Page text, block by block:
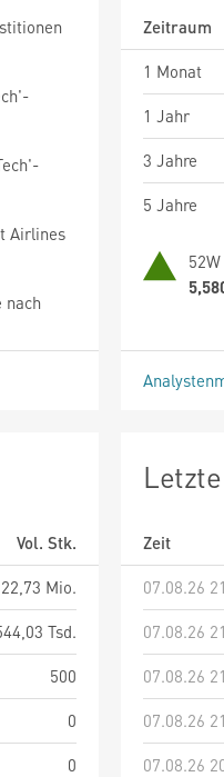
Airlines
nach
Zeitraum
1 Monat
1 Jahr
3 Jahre
5 Jahre
Vol. Stk.
22,73 Mio.
Tsd.
500
0
0
Zeit
07.08.26
07.08.26
07.08.26
07.08.26
07.08.26